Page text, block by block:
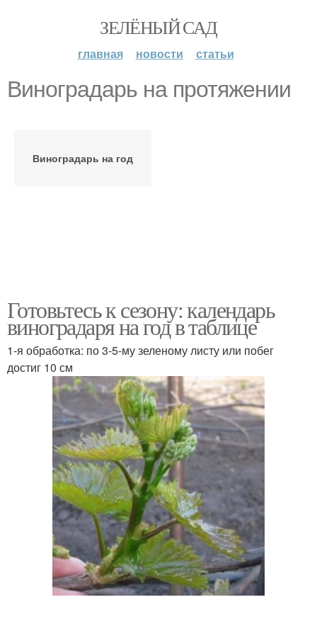
ЗЕЛЁНЫЙ САД
главная новости статьи
Виноградарь на протяжении
Виноградарь на год
Готовьтесь к сезону: календарь
виноградаря на год в таблице
1-я обработка: по 3-5-му зеленому листу или побег
достиг 10 см